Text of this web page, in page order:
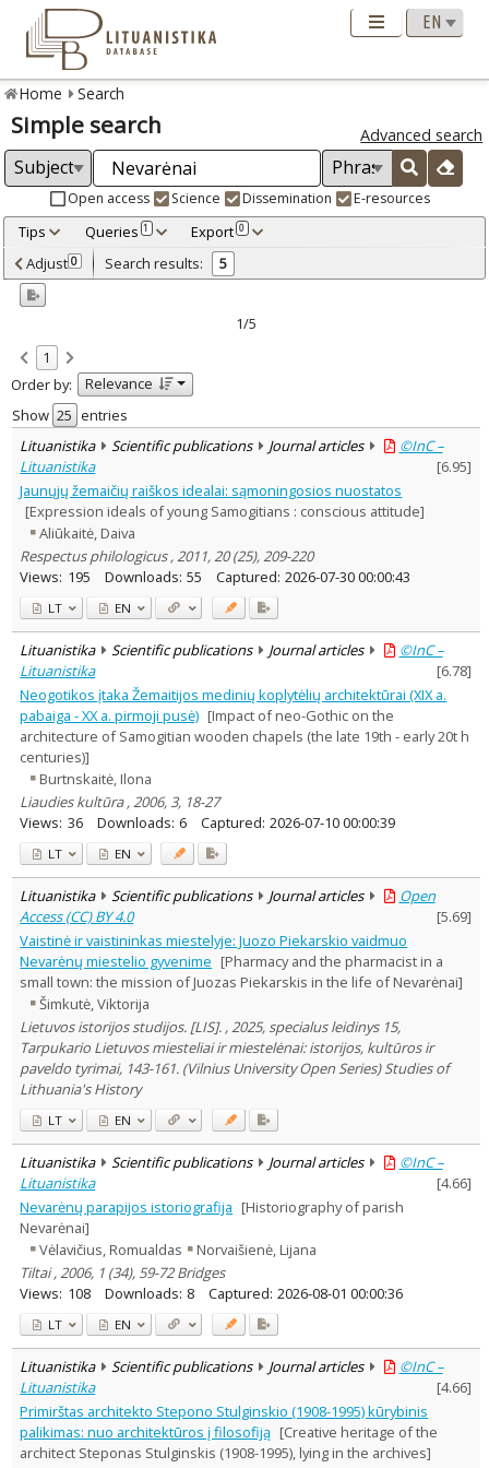
Home Search
Simple search Advanced search
Open access Science Dissemination E-resources
Tips Queries 1 Export 0
Adjusted by criteria 0
Year
Refine
Open access
Scientific publications 5
Document Type:
Journal articles 5
Subject area
Ethnology 2
History 2
Linguistics 1
Arts 2
Text language
Historical periods
Lithuanian place names
Subject
Journal
Adjust 0 Search results: 5
1/5
1
Order by:
Relevance
Show
entries
Lituanistika
Scientific publications Journal articles
©InC –
Lituanistika
[6.95]
Jaunųjų žemaičių raiškos idealai: sąmoningosios nuostatos
[Expression ideals of young Samogitians : conscious attitude]
Aliūkaitė, Daiva
Respectus philologicus , 2011, 20 (25), 209-220
Views: 195 Downloads: 55 Captured: 2026-07-30 00:00:43
LT EN
Lituanistika Scientific publications Journal articles
©InC –
Lituanistika
[6.78]
Neogotikos įtaka Žemaitijos medinių koplytėlių architektūrai (XIX a.
pabaiga - XX a. pirmoji pusė) [Impact of neo-Gothic on the
architecture of Samogitian wooden chapels (the late 19th - early 20t h
centuries)]
Burtnskaitė, Ilona
Liaudies kultūra , 2006, 3, 18-27
Views: 36 Downloads: 6 Captured: 2026-07-10 00:00:39
LT EN
Lituanistika Scientific publications Journal articles
Open
Access (CC) BY 4.0
[5.69]
Vaistinė ir vaistininkas miestelyje: Juozo Piekarskio vaidmuo
Nevarėnų miestelio gyvenime [Pharmacy and the pharmacist in a
small town: the mission of Juozas Piekarskis in the life of Nevarėnai]
Šimkutė, Viktorija
Lietuvos istorijos studijos. [LIS]. , 2025, specialus leidinys 15,
Tarpukario Lietuvos miesteliai ir miestelėnai: istorijos, kultūros ir
paveldo tyrimai, 143-161. (Vilnius University Open Series) Studies of
Lithuania's History
LT EN
Lituanistika Scientific publications Journal articles
©InC –
Lituanistika
[4.66]
Nevarėnų parapijos istoriografija [Historiography of parish
Nevarėnai]
Vėlavičius, Romualdas
Norvaišienė, Lijana
Tiltai , 2006, 1 (34), 59-72 Bridges
Views: 108 Downloads: 8 Captured: 2026-08-01 00:00:36
LT EN
Lituanistika Scientific publications Journal articles
©InC –
Lituanistika
[4.66]
Primirštas architekto Stepono Stulginskio (1908-1995) kūrybinis
palikimas: nuo architektūros į filosofiją [Creative heritage of the
architect Steponas Stulginskis (1908-1995), lying in the archives]